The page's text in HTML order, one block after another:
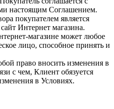
настоящим Соглашением.
покупателем является
Интернет магазина.
магазине может любое
лицо, способное принять и
право вносить изменения в
с чем, Клиент обязуется
в Условиях.